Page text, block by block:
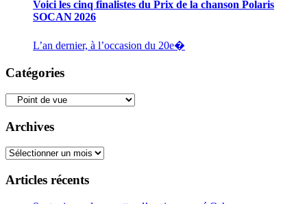
Voici les cinq finalistes du Prix de la chanson Polaris
SOCAN 2026
L’an dernier, à l’occasion du 20e�
Catégories
Catégories
Archives
Archives
Articles récents